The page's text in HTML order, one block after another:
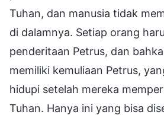
Tuhan, dan manusia tidak
di dalamnya. Setiap orang
penderitaan Petrus, dan
memiliki kemuliaan Petrus,
hidupi setelah mereka
Tuhan. Hanya ini yang bisa